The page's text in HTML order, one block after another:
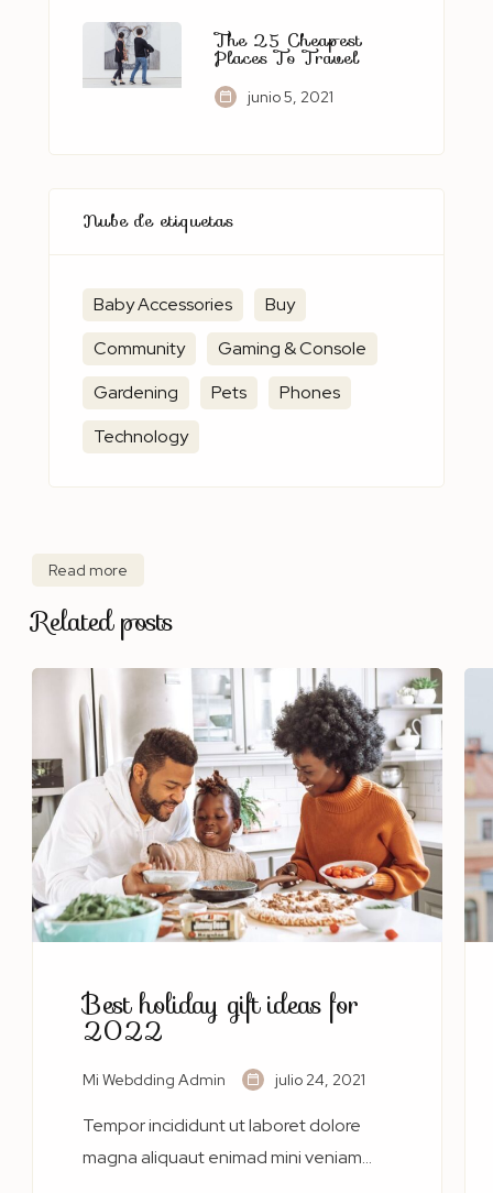
The 25 Cheapest
Places To Travel
junio 5, 2021
Nube de etiquetas
Baby Accessories
Buy
Community
Gaming & Console
Gardening
Pets
Phones
Technology
Read more
Related posts
Best holiday gift ideas for
2022
Mi Webdding Admin julio 24, 2021
Tempor incididunt ut laboret dolore
magna aliquaut enimad mini veniam